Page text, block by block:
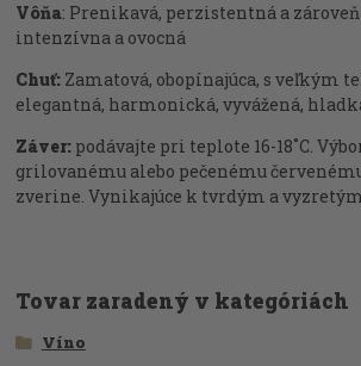
Vôňa: Prenikavá, perzistentná a
intenzívna a ovocná
Chuť: Zamatová, obopínajúca, s veľkým
elegantná, harmonická, vyvážená,
Záver: podávajte pri teplote 16-18˚C.
grilovanému alebo pečenému
zverine. Vynikajúce k tvrdým a
Tovar zaradený v kategóriách
Víno